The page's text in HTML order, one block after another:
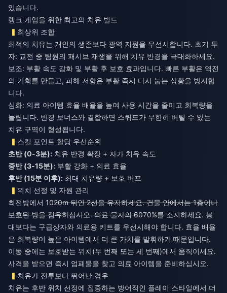
있습니다.
랭크 게임을 위한 최고의 치유 빌드
최상위 조합
최적의 치유는 개인의 생존보다 광역 지원을 우선시합니다. 초기 투
자: 교전 중 팀원의 패시브 재생을 위해 치유 반경을 극대화하세요.
보조: 부활 속도 강화 및 부활 후 보호 효과입니다. 빠른 부활은 역전
의 기회를 만들고, 피해 저항은 부활 즉시 다시 눕는 상황을 방지합
니다.
심화: 의료 아이템 효율 배율을 높여 사용 시간을 줄이고 회복량을
늘립니다. 반경 보너스와 결합하면 스쿼드가 무한히 버틸 수 있는
치유 구역이 형성됩니다.
스킬 포인트 할당 우선순위
초반 (0-3분):
중반 (3-15분):
후반 (15분 이후): 최대 치유량 + 보호 버프
위치 선정 및 자원 관리
최전방에서 1020m 뒤인 2선을 유지하세요. 건물 안에서는 1층이나
보호된 방을 점유하십시오. 의료 물자의 6070%를 소지하세요. 붕
대보다는 구급상자와 의료용 키트를 우선시해야 합니다. 효율 배율
은 회복량이 높은 아이템에서 더 큰 가치를 발휘하기 때문입니다.
이동 중에는 보호받는 위치(두 번째 또는 세 번째)에서 움직이세요.
사격을 받으면 즉시 엄폐물을 찾고 의료 아이템을 준비하십시오.
치유가 전투보다 뛰어난 경우
치유는 후반 위치 선정에 집중하는 방어적인 플레이 스타일에서 더